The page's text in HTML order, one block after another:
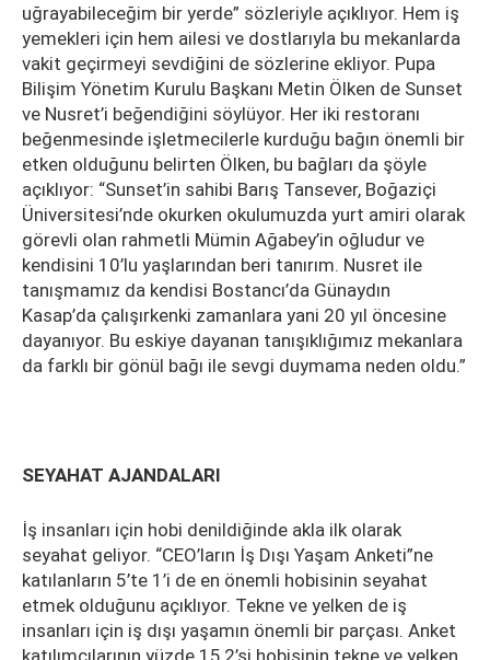
uğrayabileceğim bir yerde” sözleriyle açıklıyor. Hem iş
yemekleri için hem ailesi ve dostlarıyla bu mekanlarda
vakit geçirmeyi sevdiğini de sözlerine ekliyor. Pupa
Bilişim Yönetim Kurulu Başkanı Metin Ölken de Sunset
ve Nusret’i beğendiğini söylüyor. Her iki restoranı
beğenmesinde işletmecilerle kurduğu bağın önemli bir
etken olduğunu belirten Ölken, bu bağları da şöyle
açıklıyor: “Sunset’in sahibi Barış Tansever, Boğaziçi
Üniversitesi’nde okurken okulumuzda yurt amiri olarak
görevli olan rahmetli Mümin Ağabey’in oğludur ve
kendisini 10’lu yaşlarından beri tanırım. Nusret ile
tanışmamız da kendisi Bostancı’da Günaydın
Kasap’da çalışırkenki zamanlara yani 20 yıl öncesine
dayanıyor. Bu eskiye dayanan tanışıklığımız mekanlara
da farklı bir gönül bağı ile sevgi duymama neden oldu.”
SEYAHAT AJANDALARI
İş insanları için hobi denildiğinde akla ilk olarak
seyahat geliyor. “CEO’ların İş Dışı Yaşam Anketi”ne
katılanların 5’te 1’i de en önemli hobisinin seyahat
etmek olduğunu açıklıyor. Tekne ve yelken de iş
insanları için iş dışı yaşamın önemli bir parçası. Anket
katılımcılarının yüzde 15,2’si hobisinin tekne ve yelken